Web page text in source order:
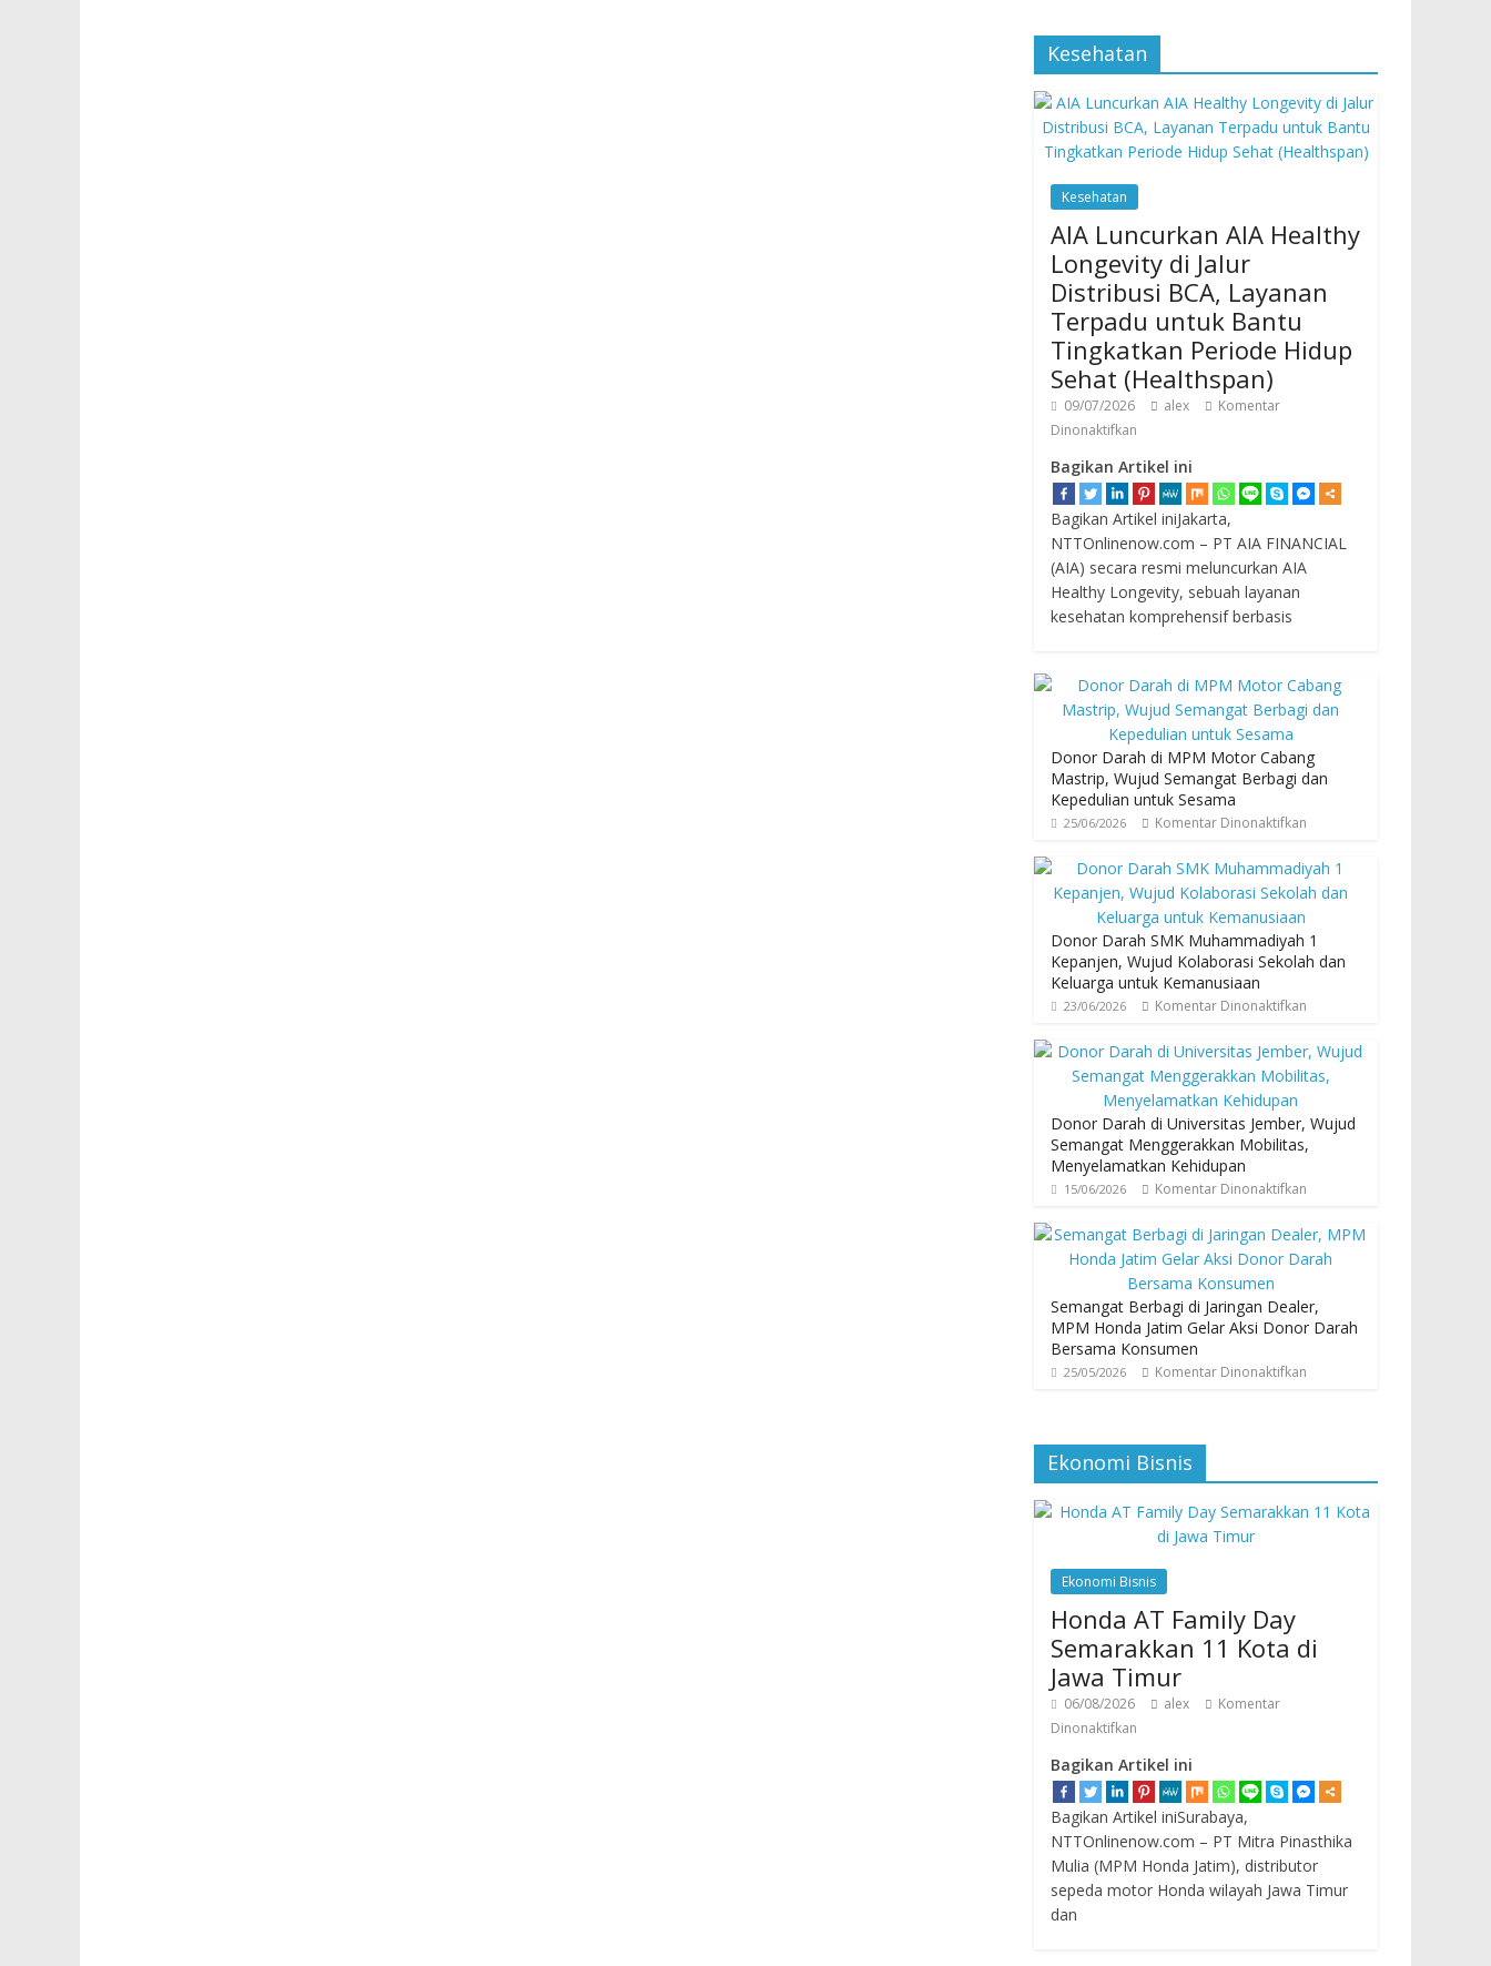
Kesehatan
Kesehatan
AIA Luncurkan AIA Healthy
Longevity di Jalur
Distribusi BCA, Layanan
Terpadu untuk Bantu
Tingkatkan Periode Hidup
Sehat (Healthspan)
09/07/2026 alex
Komentar
Dinonaktifkan
Bagikan Artikel ini
Bagikan Artikel iniJakarta,
NTTOnlinenow.com – PT AIA FINANCIAL
(AIA) secara resmi meluncurkan AIA
Healthy Longevity, sebuah layanan
kesehatan komprehensif berbasis
Donor Darah di MPM Motor Cabang
Mastrip, Wujud Semangat Berbagi dan
Kepedulian untuk Sesama
25/06/2026 Komentar Dinonaktifkan
Donor Darah SMK Muhammadiyah 1
Kepanjen, Wujud Kolaborasi Sekolah dan
Keluarga untuk Kemanusiaan
23/06/2026 Komentar Dinonaktifkan
Donor Darah di Universitas Jember, Wujud
Semangat Menggerakkan Mobilitas,
Menyelamatkan Kehidupan
15/06/2026 Komentar Dinonaktifkan
Semangat Berbagi di Jaringan Dealer,
MPM Honda Jatim Gelar Aksi Donor Darah
Bersama Konsumen
25/05/2026 Komentar Dinonaktifkan
Ekonomi Bisnis
Ekonomi Bisnis
Honda AT Family Day
Semarakkan 11 Kota di
Jawa Timur
06/08/2026 alex
Komentar
Dinonaktifkan
Bagikan Artikel ini
Bagikan Artikel iniSurabaya,
NTTOnlinenow.com – PT Mitra Pinasthika
Mulia (MPM Honda Jatim), distributor
sepeda motor Honda wilayah Jawa Timur
dan